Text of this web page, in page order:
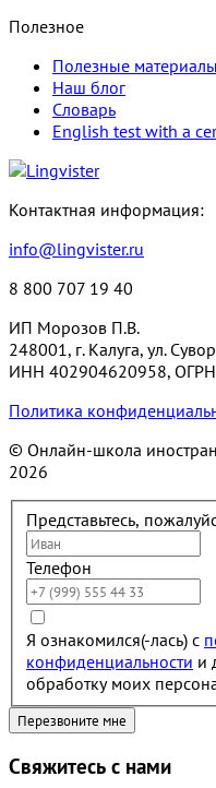
Полезное
Полезные материалы
Наш блог
Словарь
English test with a
Контактная информация:
info@lingvister.ru
8 800 707 19 40
ИП Морозов П.В.
248001, г. Калуга, ул.
ИНН 402904620958,
Политика
© Онлайн-школа
2026
Представьтесь,
Телефон
Я ознакомился(-лась) с
конфиденциальности и
обработку моих
Свяжитесь с нами